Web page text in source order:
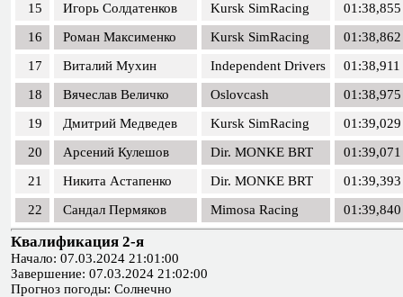
15
Игорь Солдатенков Kursk SimRacing
01:38,855
16
Роман Максименко Kursk SimRacing
01:38,862
17
Виталий Мухин Independent Drivers
01:38,911
18
Вячеслав Величко Oslovcash
01:38,975
19
Дмитрий Медведев Kursk SimRacing
01:39,029
20
Арсений Кулешов Dir. MONKE BRT
01:39,071
21
Никита Астапенко Dir. MONKE BRT
01:39,393
22
Сандал Пермяков Mimosa Racing 01:39,840
Квалификация 2-я
Начало: 07.03.2024 21:01:00
Завершение: 07.03.2024 21:02:00
Прогноз погоды: Солнечно